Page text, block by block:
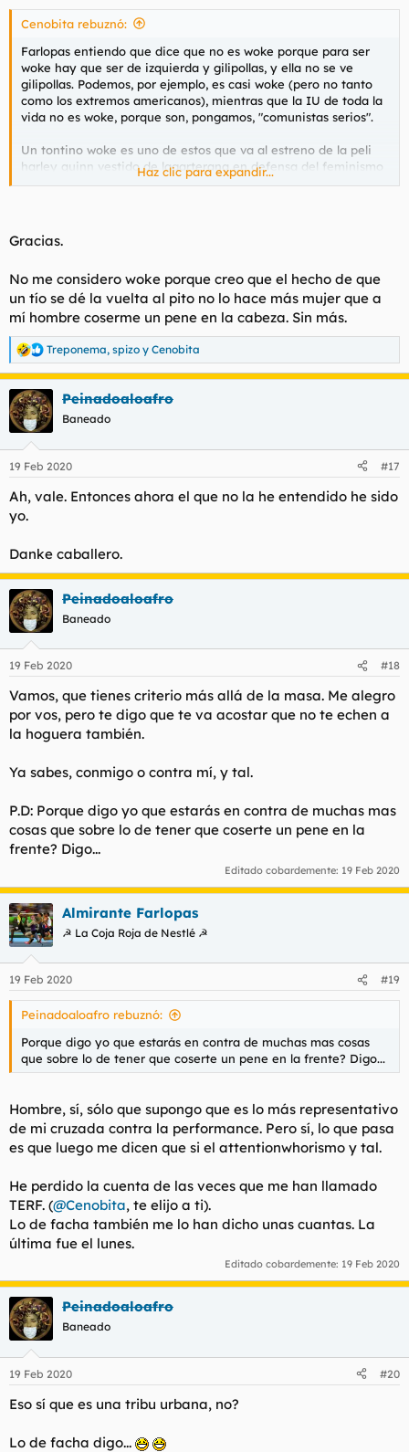
s
Cenobita rebuznó:
Farlopas entiendo que dice que no es woke porque para ser
woke hay que ser de izquierda y gilipollas, y ella no se ve
gilipollas. Podemos, por ejemplo, es casi woke (pero no tanto
como los extremos americanos), mientras que la IU de toda la
vida no es woke, porque son, pongamos, "comunistas serios".
Un tontino woke es uno de estos que va al estreno de la peli
harley quinn vestido de lagarterana en defensa del feminismo
y del rollo trans. O sea, un ser ahostiable.
Haz clic para expandir...
Gracias.
No me considero woke porque creo que el hecho de que
un tío se dé la vuelta al pito no lo hace más mujer que a
mí hombre coserme un pene en la cabeza. Sin más.
R
e
c
c
i
e
:
Treponema, spizo y Cenobita
Peinadoaloafro
Baneado
19 Feb 2020 #17
Ah, vale. Entonces ahora el que no la he entendido he sido
yo.
Danke caballero.
Peinadoaloafro
Baneado
19 Feb 2020 #18
Vamos, que tienes criterio más allá de la masa. Me alegro
por vos, pero te digo que te va acostar que no te echen a
la hoguera también.
Ya sabes, conmigo o contra mí, y tal.
P.D: Porque digo yo que estarás en contra de muchas mas
cosas que sobre lo de tener que coserte un pene en la
frente? Digo...
Editado cobardemente: 19 Feb 2020
Almirante Farlopas
☭ La Coja Roja de Nestlé ☭
19 Feb 2020 #19
Peinadoaloafro rebuznó:
Porque digo yo que estarás en contra de muchas mas cosas
que sobre lo de tener que coserte un pene en la frente? Digo...
Hombre, sí, sólo que supongo que es lo más representativo
de mi cruzada contra la performance. Pero sí, lo que pasa
es que luego me dicen que si el attentionwhorismo y tal.
He perdido la cuenta de las veces que me han llamado
TERF. (@Cenobita, te elijo a ti).
Lo de facha también me lo han dicho unas cuantas. La
última fue el lunes.
Editado cobardemente: 19 Feb 2020
Peinadoaloafro
Baneado
19 Feb 2020 #20
Eso sí que es una tribu urbana, no?
Lo de facha digo...